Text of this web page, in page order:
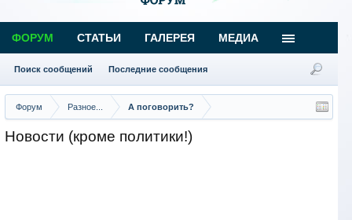
Форум Разное... А поговорить?
Новости (кроме политики!)
ФОРУМ
Поиск сообщений Последние сообщения
СТАТЬИ ГАЛЕРЕЯ МЕДИА